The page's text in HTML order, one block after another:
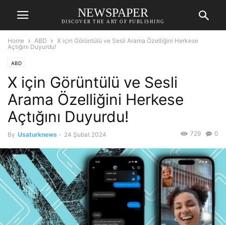
NEWSPAPER
DISCOVER THE ART OF PUBLISHING
Home ABD
X için Görüntülü ve Sesli Arama Özelliğini Herkese
Açtığını Duyurdu!
ABD
X için Görüntülü ve Sesli
Arama Özelliğini Herkese
Açtığını Duyurdu!
By Usaturknews - 24 Şubat 2024 0
729